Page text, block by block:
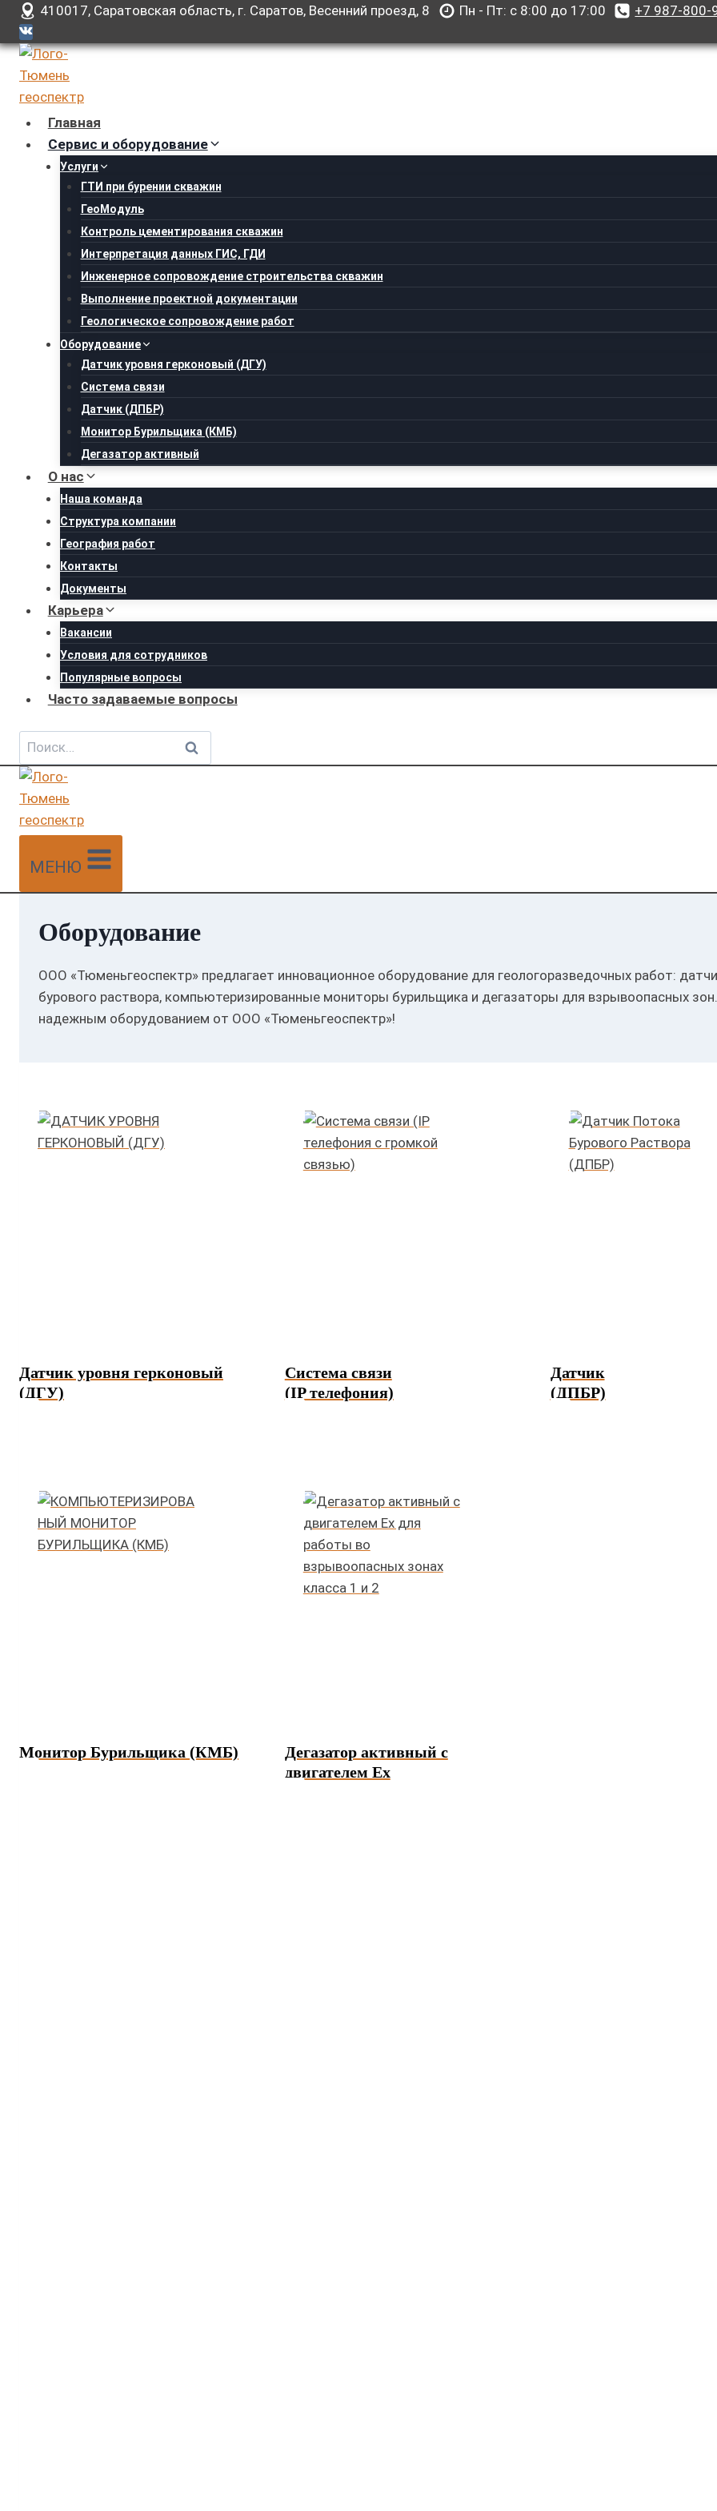
Перейти
содержанию
410017, Саратовская область, г. Саратов, Весенний проезд, 8 Пн - Пт: с 8:00 до 17:00 +7 987-800-
Главная
Сервис и оборудование
Услуги
ГТИ при бурении скважин
ГеоМодуль
Контроль цементирования скважин
Интерпретация данных ГИС, ГДИ
Инженерное сопровождение строительства скважин
Выполнение проектной документации
Геологическое сопровождение работ
Оборудование
Датчик уровня герконовый (ДГУ)
Система связи
Датчик (ДПБР)
Монитор Бурильщика (КМБ)
Дегазатор активный
О нас
Наша команда
Структура компании
География работ
Контакты
Документы
Карьера
Вакансии
Условия для сотрудников
Популярные вопросы
Часто задаваемые вопросы
Найти:
МЕНЮ
Оборудование
ООО «Тюменьгеоспектр» предлагает инновационное оборудование для геологоразведочных работ:
бурового раствора, компьютеризированные мониторы бурильщика и дегазаторы для взрывоопасных
надежным оборудованием от ООО «Тюменьгеоспектр»!
Датчик уровня герконовый
(ДГУ)
Система связи
(IP телефония)
Датчик
(ДПБР)
Монитор Бурильщика (КМБ)
Дегазатор активный с
двигателем Ex